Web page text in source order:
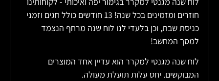
חוזרים ומזמינים בכל שנה! 13 חודשים כולל חגים וזמני
כניסת שבת, וכן בלעדי לנו לוח שנה מרחף הנצמד
למסך המחשב!
לוח שנה מגנטי למקרר הוא עדיין אחד המוצרים
המבוקשים. יחס עלות תועלת מעולה.